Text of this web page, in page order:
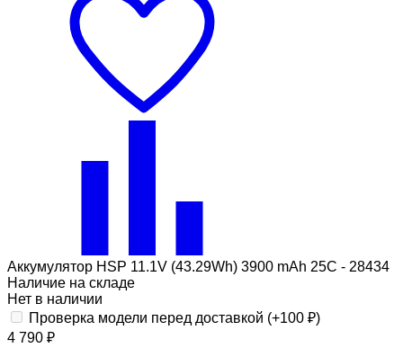
Аккумулятор HSP 11.1V (43.29Wh) 3900 mAh 25C - 28434
Наличие на складе
Нет в наличии
Проверка модели перед доставкой (+100 ₽)
4 790 ₽